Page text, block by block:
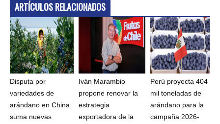
ARTÍCULOS RELACIONADOS
Disputa por
variedades de
arándano en China
suma nuevas
Iván Marambio
propone renovar la
estrategia
exportadora de la
Perú proyecta 404
mil toneladas de
arándano para la
campaña 2026-